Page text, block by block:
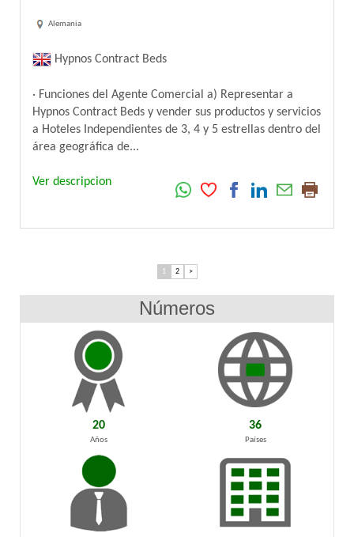
Alemania
Hypnos Contract Beds
· Funciones del Agente Comercial a) Representar a
Hypnos Contract Beds y vender sus productos y servicios
a Hoteles Independientes de 3, 4 y 5 estrellas dentro del
área geográfica de...
Ver descripcion
1 2 >
Números
20
Años
36
Países